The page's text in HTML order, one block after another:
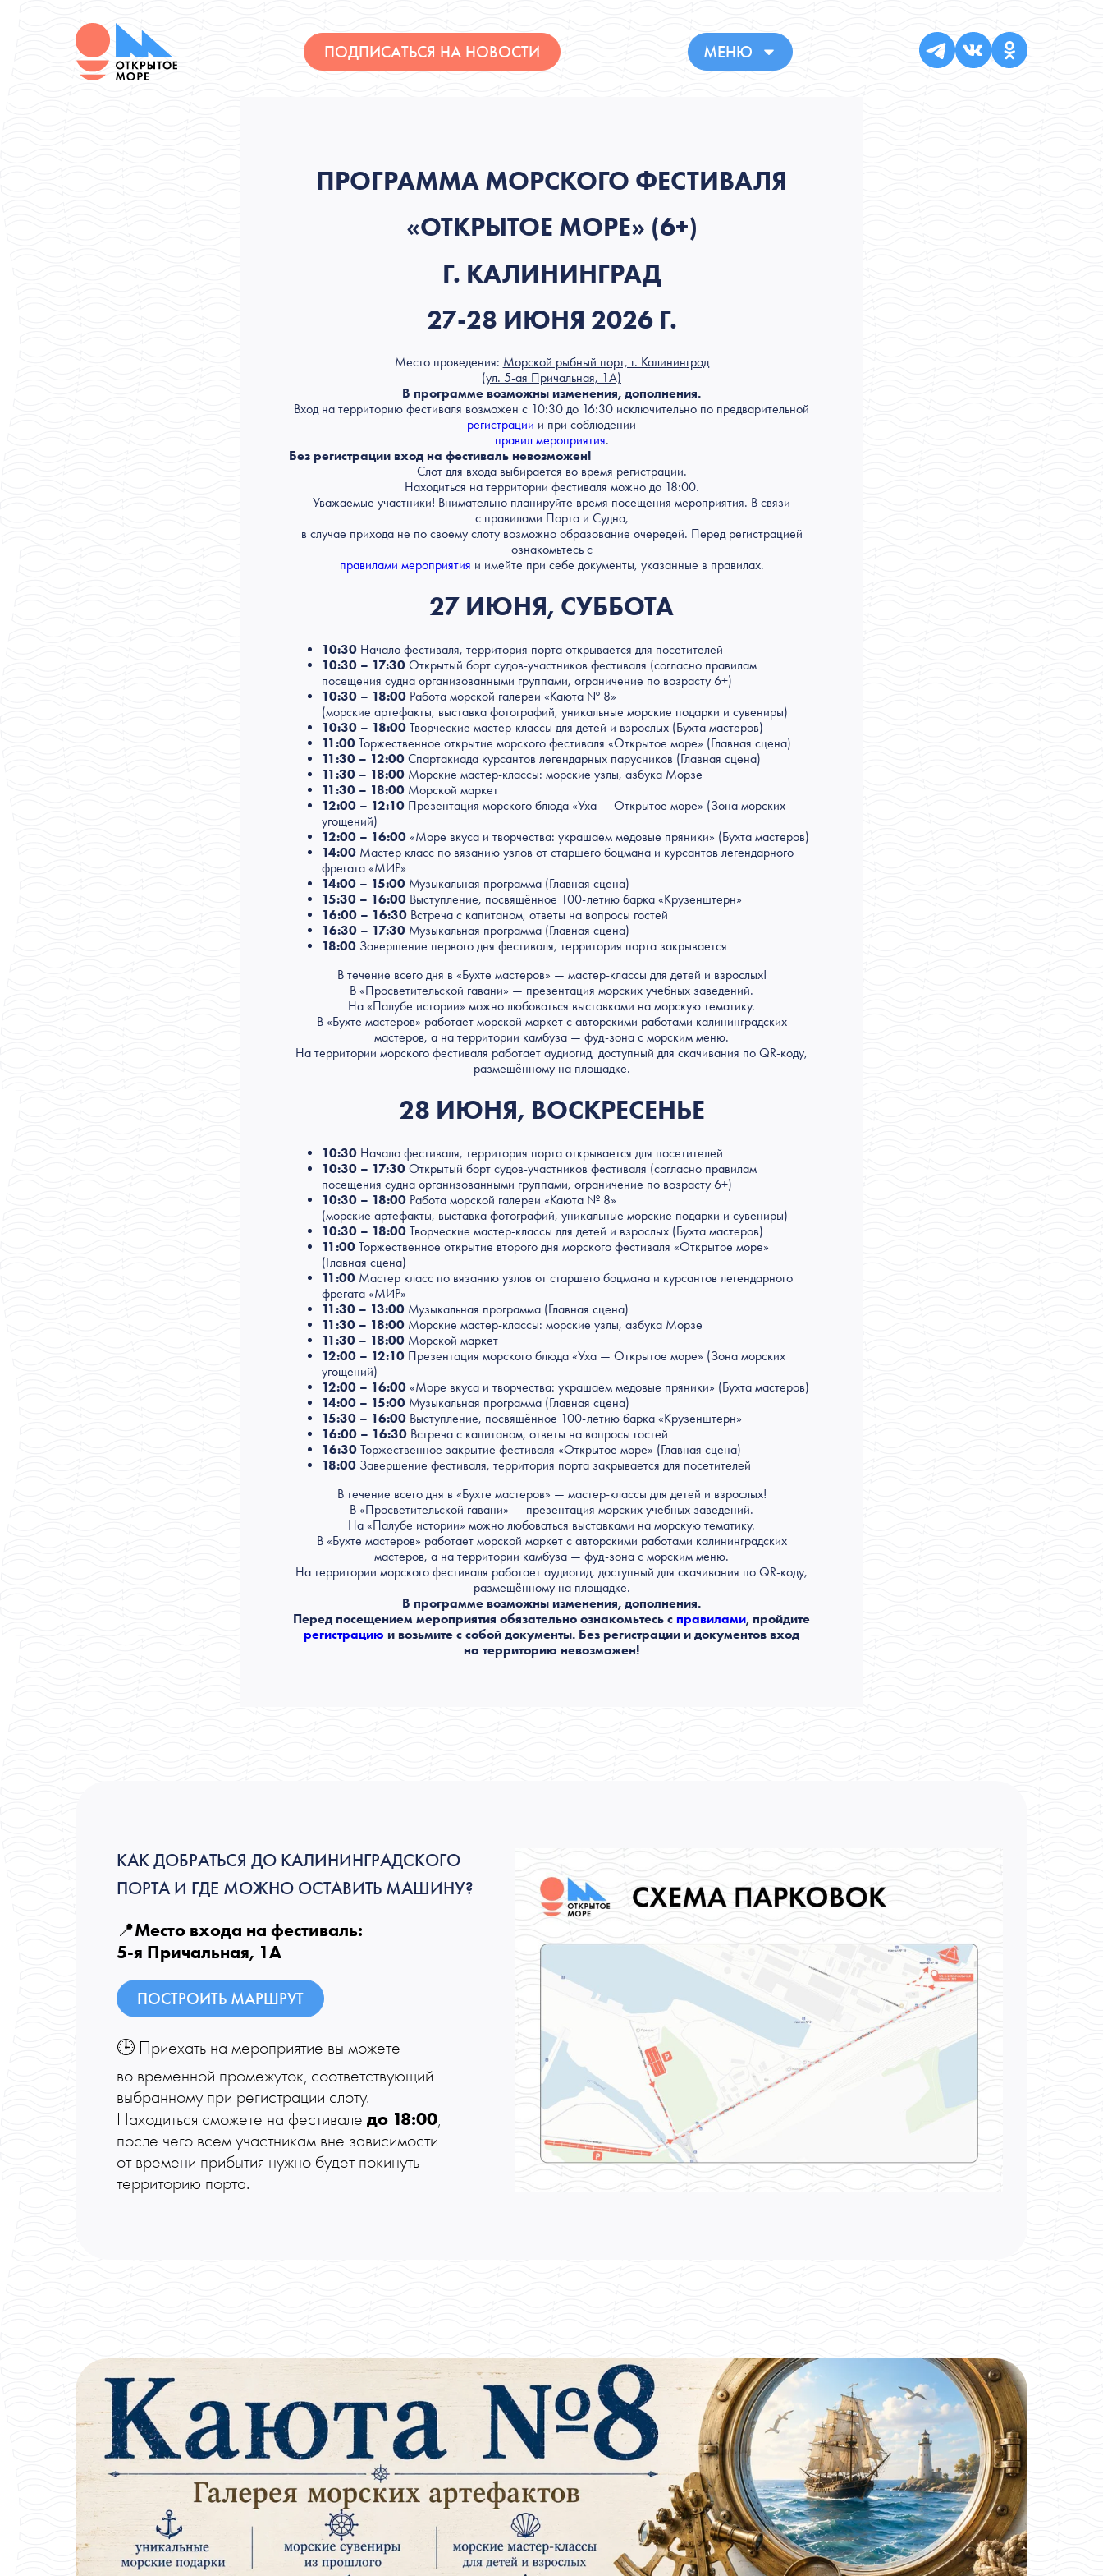
ПОДПИСАТЬСЯ НА НОВОСТИ МЕНЮ
ПРОГРАММА МОРСКОГО ФЕСТИВАЛЯ
«ОТКРЫТОЕ МОРЕ» (6+)
Г. КАЛИНИНГРАД
27-28 ИЮНЯ 2026 Г.
Место проведения: Морской рыбный порт, г. Калининград
(ул. 5-ая Причальная, 1А)
В программе возможны изменения, дополнения.
Вход на территорию фестиваля возможен с 10:30 до 16:30 исключительно по предварительной
регистрации и при соблюдении
правил мероприятия.
Без регистрации вход на фестиваль невозможен!
Слот для входа выбирается во время регистрации.
Находиться на территории фестиваля можно до 18:00.
Уважаемые участники! Внимательно планируйте время посещения мероприятия. В связи
с правилами Порта и Судна,
в случае прихода не по своему слоту возможно образование очередей. Перед регистрацией
ознакомьтесь с
правилами мероприятия и имейте при себе документы, указанные в правилах.
27 ИЮНЯ, СУББОТА
10:30 Начало фестиваля, территория порта открывается для посетителей
10:30 – 17:30 Открытый борт судов-участников фестиваля (согласно правилам
посещения судна организованными группами, ограничение по возрасту 6+)
10:30 – 18:00 Работа морской галереи «Каюта № 8»
(морские артефакты, выставка фотографий, уникальные морские подарки и сувениры)
10:30 – 18:00 Творческие мастер-классы для детей и взрослых (Бухта мастеров)
11:00 Торжественное открытие морского фестиваля «Открытое море» (Главная сцена)
11:30 – 12:00 Спартакиада курсантов легендарных парусников (Главная сцена)
11:30 – 18:00 Морские мастер-классы: морские узлы, азбука Морзе
11:30 – 18:00 Морской маркет
12:00 – 12:10 Презентация морского блюда «Уха — Открытое море» (Зона морских
угощений)
12:00 – 16:00 «Море вкуса и творчества: украшаем медовые пряники» (Бухта мастеров)
14:00 Мастер класс по вязанию узлов от старшего боцмана и курсантов легендарного
фрегата «МИР»
14:00 – 15:00 Музыкальная программа (Главная сцена)
15:30 – 16:00 Выступление, посвящённое 100-летию барка «Крузенштерн»
16:00 – 16:30 Встреча с капитаном, ответы на вопросы гостей
16:30 – 17:30 Музыкальная программа (Главная сцена)
18:00 Завершение первого дня фестиваля, территория порта закрывается
В течение всего дня в «Бухте мастеров» — мастер-классы для детей и взрослых!
В «Просветительской гавани» — презентация морских учебных заведений.
На «Палубе истории» можно любоваться выставками на морскую тематику.
В «Бухте мастеров» работает морской маркет с авторскими работами калининградских
мастеров, а на территории камбуза — фуд-зона с морским меню.
На территории морского фестиваля работает аудиогид, доступный для скачивания по QR-коду,
размещённому на площадке.
28 ИЮНЯ, ВОСКРЕСЕНЬЕ
10:30 Начало фестиваля, территория порта открывается для посетителей
10:30 – 17:30 Открытый борт судов-участников фестиваля (согласно правилам
посещения судна организованными группами, ограничение по возрасту 6+)
10:30 – 18:00 Работа морской галереи «Каюта № 8»
(морские артефакты, выставка фотографий, уникальные морские подарки и сувениры)
10:30 – 18:00 Творческие мастер-классы для детей и взрослых (Бухта мастеров)
11:00 Торжественное открытие второго дня морского фестиваля «Открытое море»
(Главная сцена)
11:00 Мастер класс по вязанию узлов от старшего боцмана и курсантов легендарного
фрегата «МИР»
11:30 – 13:00 Музыкальная программа (Главная сцена)
11:30 – 18:00 Морские мастер-классы: морские узлы, азбука Морзе
11:30 – 18:00 Морской маркет
12:00 – 12:10 Презентация морского блюда «Уха — Открытое море» (Зона морских
угощений)
12:00 – 16:00 «Море вкуса и творчества: украшаем медовые пряники» (Бухта мастеров)
14:00 – 15:00 Музыкальная программа (Главная сцена)
15:30 – 16:00 Выступление, посвящённое 100-летию барка «Крузенштерн»
16:00 – 16:30 Встреча с капитаном, ответы на вопросы гостей
16:30 Торжественное закрытие фестиваля «Открытое море» (Главная сцена)
18:00 Завершение фестиваля, территория порта закрывается для посетителей
В течение всего дня в «Бухте мастеров» — мастер-классы для детей и взрослых!
В «Просветительской гавани» — презентация морских учебных заведений.
На «Палубе истории» можно любоваться выставками на морскую тематику.
В «Бухте мастеров» работает морской маркет с авторскими работами калининградских
мастеров, а на территории камбуза — фуд-зона с морским меню.
На территории морского фестиваля работает аудиогид, доступный для скачивания по QR-коду,
размещённому на площадке.
В программе возможны изменения, дополнения.
Перед посещением мероприятия обязательно ознакомьтесь с правилами, пройдите
регистрацию и возьмите с собой документы. Без регистрации и документов вход
на территорию невозможен!
КАК ДОБРАТЬСЯ ДО КАЛИНИНГРАДСКОГО
ПОРТА И ГДЕ МОЖНО ОСТАВИТЬ МАШИНУ?
📍Место входа на фестиваль:
5-я Причальная, 1A
ПОСТРОИТЬ МАРШРУТ
🕒 Приехать на мероприятие вы можете
во временной промежуток, соответствующий
выбранному при регистрации слоту.
Находиться сможете на фестивале до 18:00,
после чего всем участникам вне зависимости
от времени прибытия нужно будет покинуть
территорию порта.